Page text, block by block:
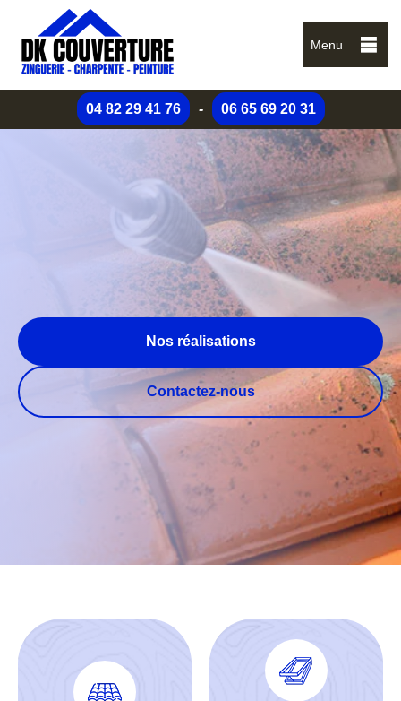
Menu
04 82 29 41 76 - 06 65 69 20 31
Nos réalisations
Contactez-nous